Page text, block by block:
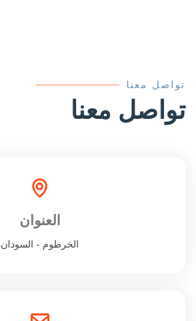
تواصل معنا
تواصل معنا
العنوان
الخرطوم - السودان